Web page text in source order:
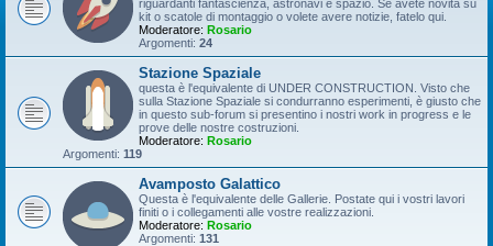
riguardanti fantascienza, astronavi e spazio. Se avete novità su
kit o scatole di montaggio o volete avere notizie, fatelo qui.
Moderatore: Rosario
Argomenti: 24
Stazione Spaziale
questa è l'equivalente di UNDER CONSTRUCTION. Visto che
sulla Stazione Spaziale si condurranno esperimenti, è giusto che
in questo sub-forum si presentino i nostri work in progress e le
prove delle nostre costruzioni.
Moderatore: Rosario
Argomenti: 119
Avamposto Galattico
Questa è l'equivalente delle Gallerie. Postate qui i vostri lavori
finiti o i collegamenti alle vostre realizzazioni.
Moderatore: Rosario
Argomenti: 131